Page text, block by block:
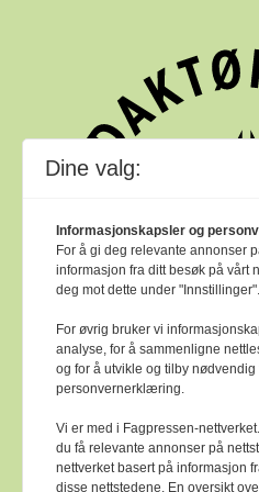
Bok & bibliotek
Dine valg:
Informasjonskapsler og
For å gi deg relevante annonser
informasjon fra ditt besøk på vårt
deg mot dette under "Innstillinger".
For øvrig bruker vi
analyse, for å sammenligne
og for å utvikle og tilby
personvernerklæring.
Vi er med i Fagpressen-
du få relevante annonser på
nettverket basert på informasjon
disse nettstedene. En oversikt